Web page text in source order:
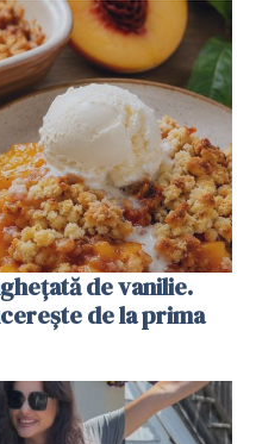
de vanilie.
de la prima